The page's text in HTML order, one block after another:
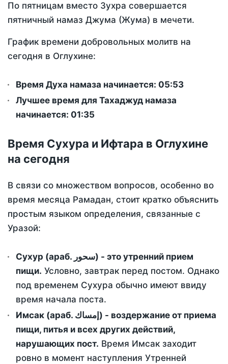
По пятницам вместо Зухра совершается
пятничный намаз Джума (Жума) в мечети.
График времени добровольных молитв на
сегодня в Оглухине:
Время Духа намаза начинается: 05:53
Лучшее время для Тахаджуд намаза
начинается: 01:35
Время Сухура и Ифтара в Оглухине
на сегодня
В связи со множеством вопросов, особенно во
время месяца Рамадан, стоит кратко объяснить
простым языком определения, связанные с
Уразой:
Сухур (араб. سحور) - это утренний прием
пищи. Условно, завтрак перед постом. Однако
под временем Сухура обычно имеют ввиду
время начала поста.
Имсак (араб. إمساك) - воздержание от приема
пищи, питья и всех других действий,
нарушающих пост. Время Имсак заходит
ровно в момент наступления Утренней